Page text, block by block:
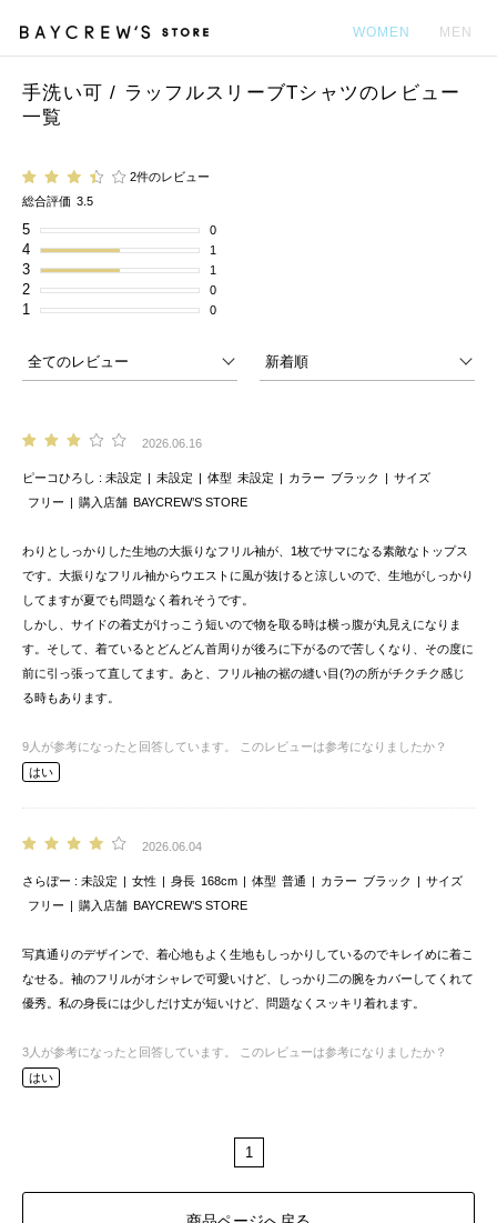
WOMEN MEN
手洗い可 / ラッフルスリーブTシャツのレビュー
一覧
2件のレビュー
総合評価 3.5
5 0
4 1
3 1
2 0
1 0
2026.06.16
ピーコひろし 未設定 未設定 体型 未設定 カラー ブラック
サイズ
フリー
購入店舗 BAYCREW’S STORE
わりとしっかりした生地の大振りなフリル袖が、1枚でサマになる素敵なトップス
です。大振りなフリル袖からウエストに風が抜けると涼しいので、生地がしっかり
してますが夏でも問題なく着れそうです。
しかし、サイドの着丈がけっこう短いので物を取る時は横っ腹が丸見えになりま
す。そして、着ているとどんどん首周りが後ろに下がるので苦しくなり、その度に
前に引っ張って直してます。あと、フリル袖の裾の縫い目(?)の所がチクチク感じ
る時もあります。
9 人が参考になったと回答しています。
このレビューは参考になりましたか？
はい
2026.06.04
さらぼー 未設定 女性 身長 168cm 体型 普通 カラー ブラック
サイズ
フリー
購入店舗 BAYCREW’S STORE
写真通りのデザインで、着心地もよく生地もしっかりしているのでキレイめに着こ
なせる。袖のフリルがオシャレで可愛いけど、しっかり二の腕をカバーしてくれて
優秀。私の身長には少しだけ丈が短いけど、問題なくスッキリ着れます。
3 人が参考になったと回答しています。
このレビューは参考になりましたか？
はい
1